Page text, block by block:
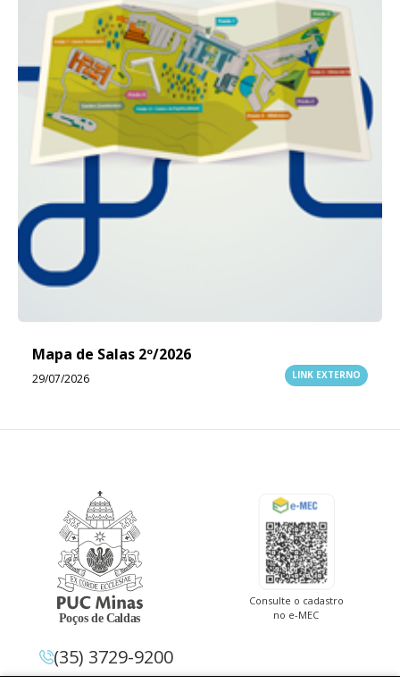
Mapa de Salas 2º/2026
29/07/2026 LINK EXTERNO
Consulte o cadastro
no e-MEC
(35) 3729-9200